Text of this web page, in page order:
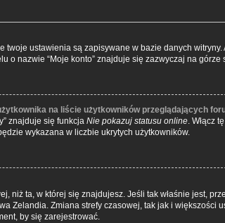
twoje ustawienia są zapisywane w bazie danych
o nazwie “Moje konto” znajduje się zazwyczaj na górze
na liście użytkowników przeglądających
znajduje się funkcja Nie pokazuj statusu online. Włącz
wykazana w liczbie ukrytych użytkowników.
niż ta, w której się znajdujesz. Jeśli tak właśnie jest,
Zelandia. Zmiana strefy czasowej, tak jak i
by się zarejestrować.